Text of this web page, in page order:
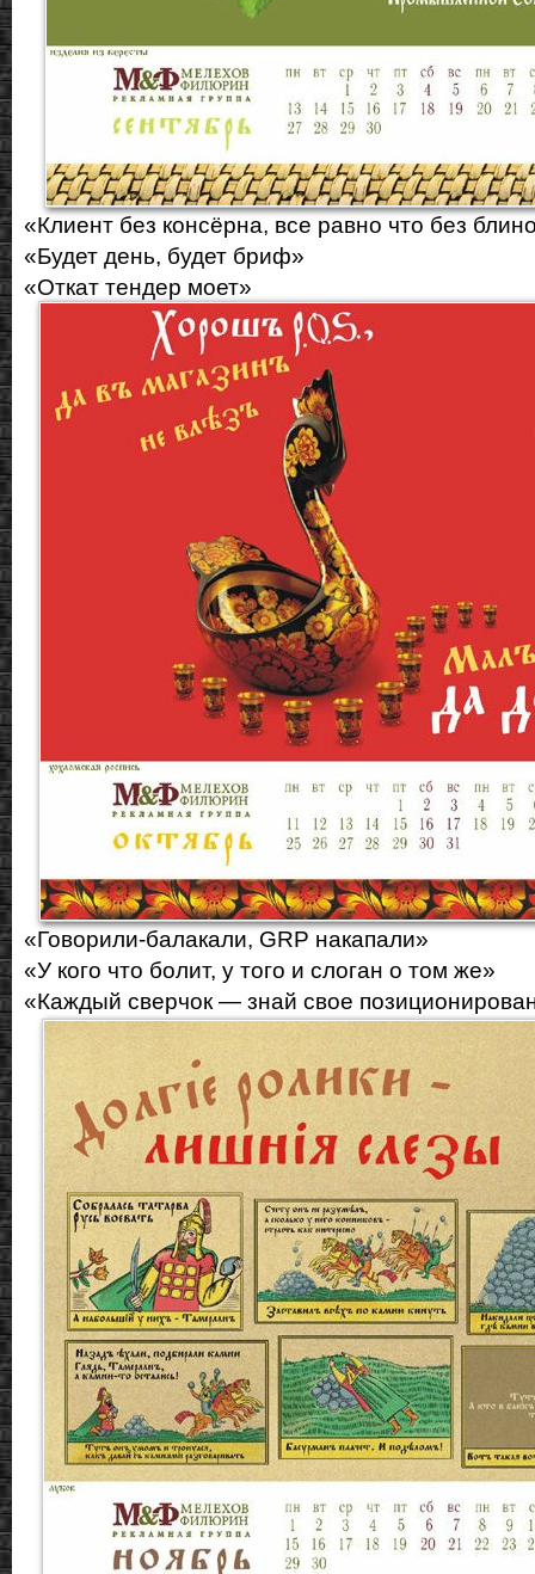
«Клиент без консёрна, все равно что без
«Будет день, будет бриф»
«Откат тендер моет»
«Говорили-балакали, GRP накапали»
«У кого что болит, у того и слоган о том же»
«Каждый сверчок — знай свое